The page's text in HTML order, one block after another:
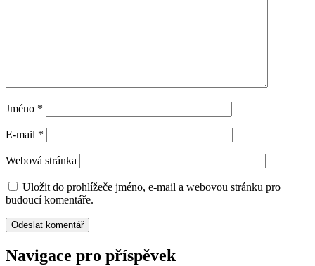
Jméno *
E-mail *
Webová stránka
Uložit do prohlížeče jméno, e-mail a webovou stránku pro
budoucí komentáře.
Navigace pro příspěvek